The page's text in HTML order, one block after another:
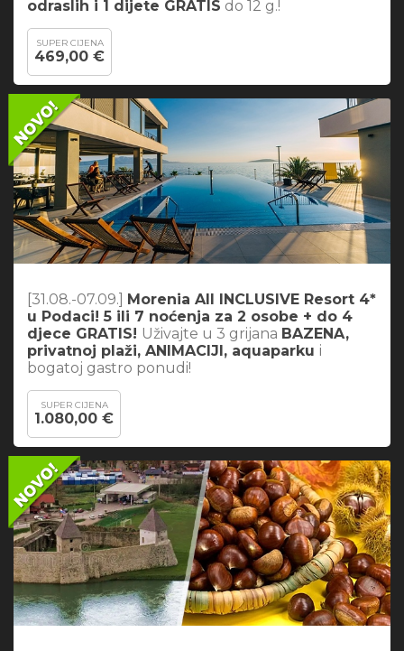
odraslih i 1 dijete GRATIS do 12 g.!
SUPER CIJENA
469,00 €
[31.08.-07.09.] Morenia All INCLUSIVE Resort 4*
u Podaci! 5 ili 7 noćenja za 2 osobe + do 4
djece GRATIS! Uživajte u 3 grijana BAZENA,
privatnoj plaži, ANIMACIJI, aquaparku i
bogatoj gastro ponudi!
SUPER CIJENA
1.080,00 €